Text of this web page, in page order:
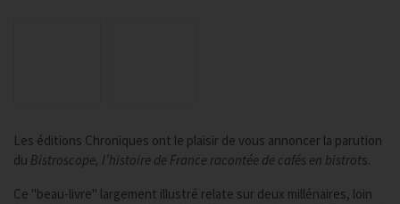
Les éditions Chroniques ont le plaisir de vous annoncer la parution
du Bistroscope, l’histoire de France racontée de cafés en bistrots.
Ce "beau-livre" largement illustré relate sur deux millénaires, loin